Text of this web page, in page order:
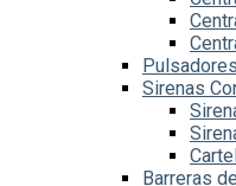
Sirenas
Barreras